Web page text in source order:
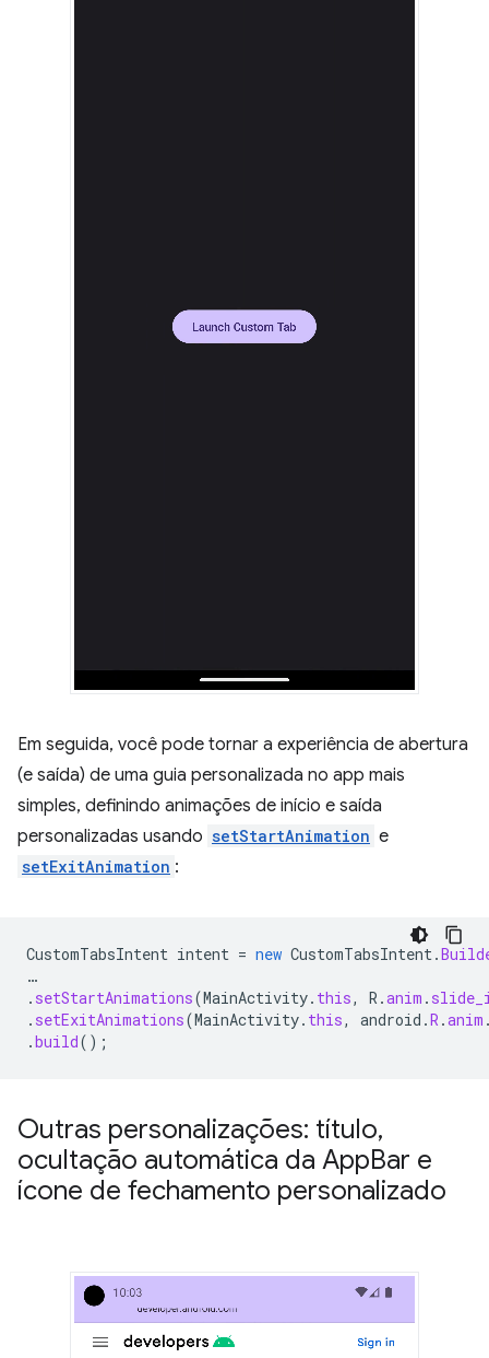
Em seguida, você pode tornar a experiência de abertura
(e saída) de uma guia personalizada no app mais
simples, definindo animações de início e saída
personalizadas usando setStartAnimation e
setExitAnimation :
CustomTabsIntent intent = new CustomTabsIntent.
…
. setStartAnimations(MainActivity. this, R .anim .
. setExitAnimations(MainActivity. this, android .R .anim
.build();
Outras personalizações: título,
ocultação automática da AppBar e
ícone de fechamento personalizado